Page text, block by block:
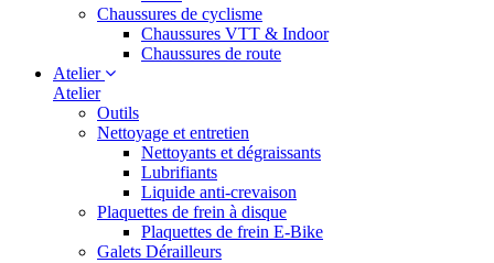
Chaussures de cyclisme
Chaussures VTT & Indoor
Chaussures de route
Atelier
Atelier
Outils
Nettoyage et entretien
Nettoyants et dégraissants
Lubrifiants
Liquide anti-crevaison
Plaquettes de frein à disque
Plaquettes de frein E-Bike
Galets Dérailleurs